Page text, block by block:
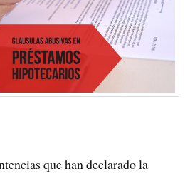
que han declarado la